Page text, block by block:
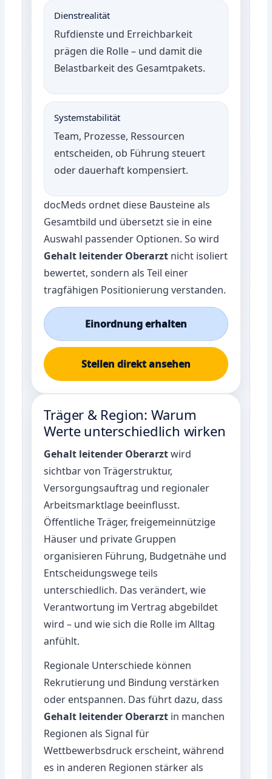
Dienstrealität
Rufdienste und Erreichbarkeit
prägen die Rolle – und damit die
Belastbarkeit des Gesamtpakets.
Systemstabilität
Team, Prozesse, Ressourcen
entscheiden, ob Führung steuert
oder dauerhaft kompensiert.
docMeds ordnet diese Bausteine als
Gesamtbild und übersetzt sie in eine
Auswahl passender Optionen. So wird
Gehalt leitender Oberarzt nicht isoliert
bewertet, sondern als Teil einer
tragfähigen Positionierung verstanden.
Einordnung erhalten
Stellen direkt ansehen
Träger & Region: Warum
Werte unterschiedlich wirken
Gehalt leitender Oberarztwird
sichtbar von Trägerstruktur,
Versorgungsauftrag und regionaler
Arbeitsmarktlage beeinflusst.
Öffentliche Träger, freigemeinnützige
Häuser und private Gruppen
organisieren Führung, Budgetnähe und
Entscheidungswege teils
unterschiedlich. Das verändert, wie
Verantwortung im Vertrag abgebildet
wird – und wie sich die Rolle im Alltag
anfühlt.
Regionale Unterschiede können
Rekrutierung und Bindung verstärken
oder entspannen. Das führt dazu, dass
Gehalt leitender Oberarzt in manchen
Regionen als Signal für
Wettbewerbsdruck erscheint, während
es in anderen Regionen stärker als